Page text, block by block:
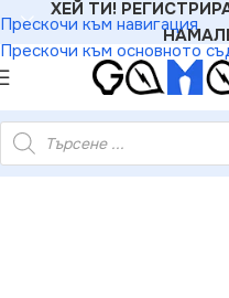
Прескочи към навигация
Прескочи към основното
ХЕЙ ТИ!
»Рамки»Kanlux